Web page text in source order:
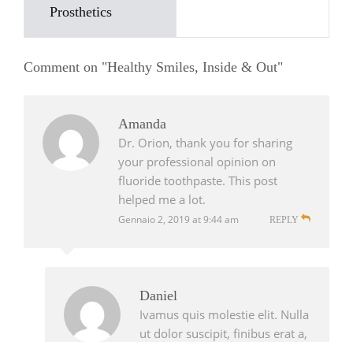
Prosthetics
Comment on "Healthy Smiles, Inside & Out"
Amanda
Dr. Orion, thank you for sharing
your professional opinion on
fluoride toothpaste. This post
helped me a lot.
Gennaio 2, 2019 at 9:44 am REPLY
Daniel
Ivamus quis molestie elit. Nulla
ut dolor suscipit, finibus erat a,